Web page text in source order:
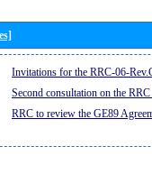
Invitations for the RRC-06-
Second consultation on the
RRC to review the GE89